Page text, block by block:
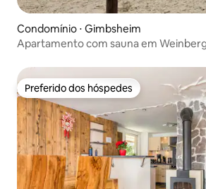
Condomínio ⋅ Gimbsheim
Apartamento com sauna em
Preferido dos hóspedes
Preferido dos hóspedes